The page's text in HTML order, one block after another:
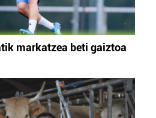
markatzea beti gaiztoa